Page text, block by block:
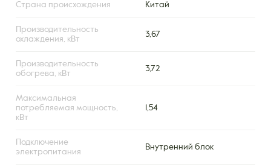
Страна происхождения Китай
Производительность
охлаждения, кВт
3,67
Производительность
обогрева, кВт
3,72
Максимальная
потребляемая мощность,
кВт
1,54
Подключение
электропитания
Внутренний блок